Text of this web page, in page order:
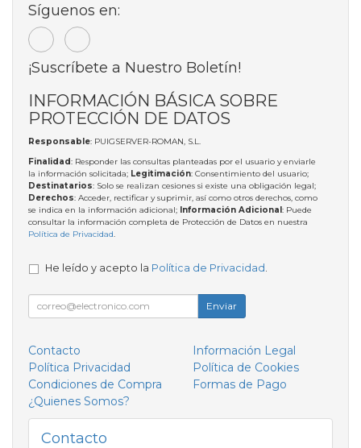
Síguenos en:
¡Suscríbete a Nuestro Boletín!
INFORMACIÓN BÁSICA SOBRE
PROTECCIÓN DE DATOS
Responsable: PUIGSERVER-ROMAN, S.L.
Finalidad: Responder las consultas planteadas por el usuario y enviarle
la información solicitada; Legitimación: Consentimiento del usuario;
Destinatarios: Solo se realizan cesiones si existe una obligación legal;
Derechos: Acceder, rectificar y suprimir, así como otros derechos, como
se indica en la información adicional; Información Adicional: Puede
consultar la información completa de Protección de Datos en nuestra
Política de Privacidad.
He leído y acepto la Política de Privacidad
Enviar
Contacto
Información Legal
Política Privacidad
Política de Cookies
Condiciones de Compra
Formas de Pago
¿Quienes Somos?
Contacto